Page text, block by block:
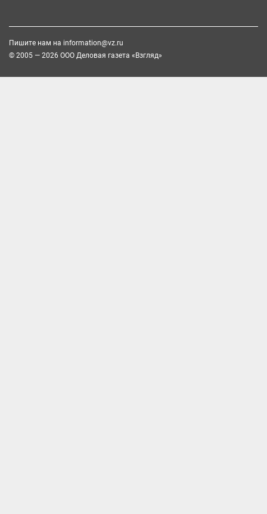
Пишите нам на information@vz.ru
© 2005 — 2026 ООО Деловая газета «Взгляд»